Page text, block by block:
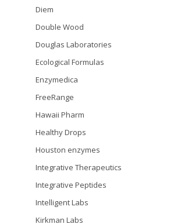
Diem
Double Wood
Douglas Laboratories
Ecological Formulas
Enzymedica
FreeRange
Hawaii Pharm
Healthy Drops
Houston enzymes
Integrative Therapeutics
Integrative Peptides
Intelligent Labs
Kirkman Labs